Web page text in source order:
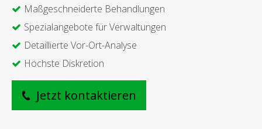
Maßgeschneiderte Behandlungen
Spezialangebote für Verwaltungen
Detaillierte Vor-Ort-Analyse
Höchste Diskretion
Jetzt kontaktieren